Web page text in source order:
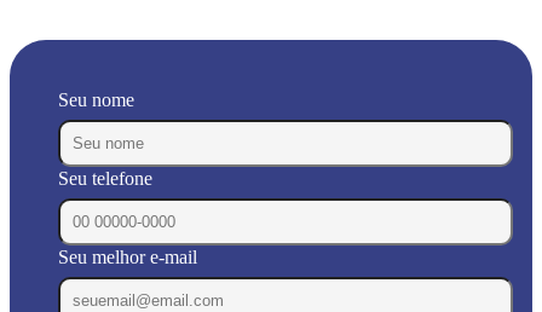
Seu nome
Seu telefone
Seu melhor e-mail